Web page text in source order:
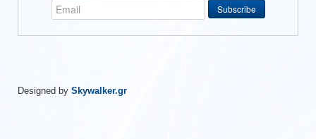
Designed by Skywalker.gr